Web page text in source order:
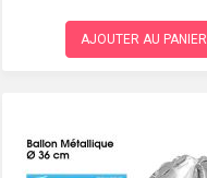
AJOUTER AU PANIER